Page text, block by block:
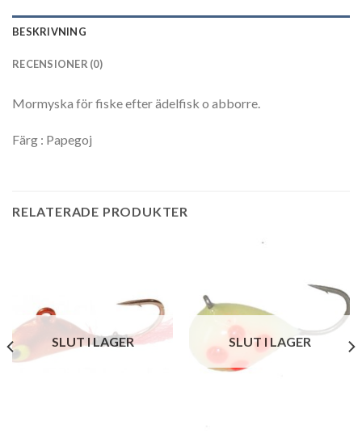
BESKRIVNING
RECENSIONER (0)
Mormyska för fiske efter ädelfisk o abborre.
Färg : Papegoj
RELATERADE PRODUKTER
SLUT I LAGER SLUT I LAGER